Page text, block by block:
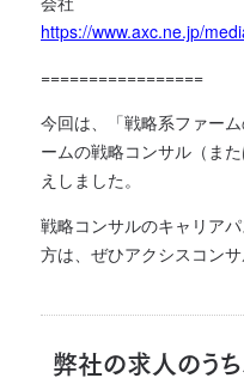
https://www.axc.ne.jp/
=================
今回は、「戦略系ファー
ームの戦略コンサル（ま
えしました。
戦略コンサルのキャリア
方は、ぜひアクシスコン
弊社の求人のうち